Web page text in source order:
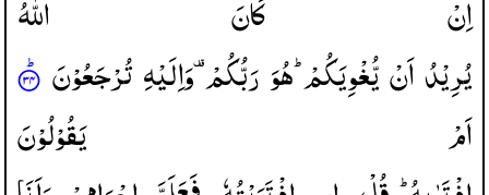
اِنْ
كَانَ
اللّٰهُ
یُرِیْدُاَنْیُّغْوِیَكُمْ ؕهُوَرَبُّكُمْ ۫وَاِلَیْهِتُرْجَعُوْنَ
اَمْ
یَقُوْلُوْنَ